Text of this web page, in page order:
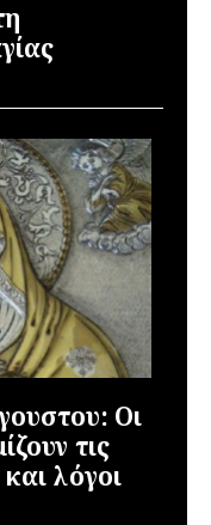
Οι
τις
λόγοι